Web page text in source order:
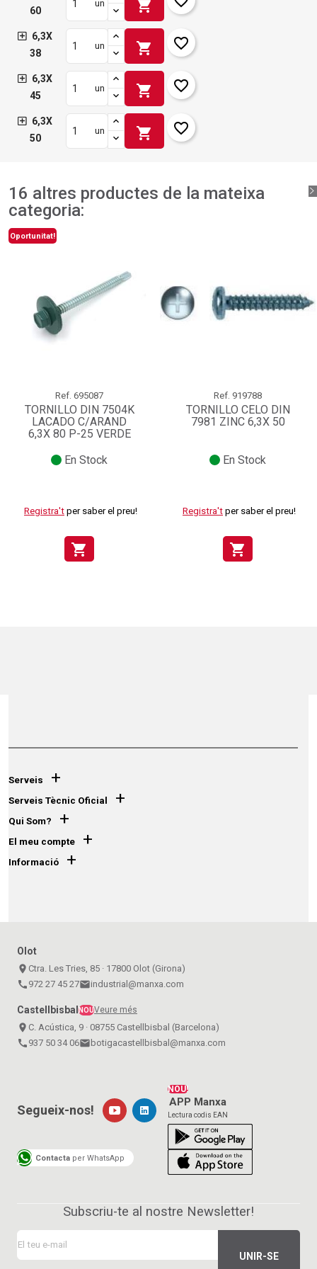
60
un shopping_cart
6,3X
38
un shopping_cart favorite_border
6,3X
45
un shopping_cart favorite_border
6,3X
50
un shopping_cart favorite_border
16 altres productes de la mateixa
categoria:
Oportunitat!
Ref. 695087
TORNILLO DIN 7504K
LACADO C/ARAND
6,3X 80 P-25 VERDE
En Stock
Registra't per saber el preu!
shopping_cart
Ref. 919788
TORNILLO CELO DIN
7981 ZINC 6,3X 50
En Stock
Registra't per saber el preu!
shopping_cart
Serveis +
Serveis Tècnic Oficial +
Qui Som? +
El meu compte +
Informació +
Olot
place Ctra. Les Tries, 85 · 17800 Olot (Girona)
call 972 27 45 27emailindustrial@manxa.com
CastellbisbalNOUVeure més
place C. Acústica, 9 · 08755 Castellbisbal (Barcelona)
call 937 50 34 06emailbotigacastellbisbal@manxa.com
NOU!
APP Manxa
Lectura codis EAN
Segueix-nos!
Contacta per WhatsApp
Subscriu-te al nostre Newsletter!